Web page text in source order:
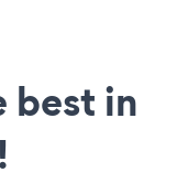
best in